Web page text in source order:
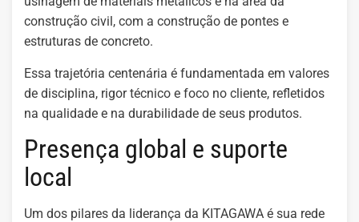
construção civil, com a construção de pontes e
estruturas de concreto.
Essa trajetória centenária é fundamentada em valores
de disciplina, rigor técnico e foco no cliente, refletidos
na qualidade e na durabilidade de seus produtos.
Presença global e suporte
local
Um dos pilares da liderança da KITAGAWA é sua rede